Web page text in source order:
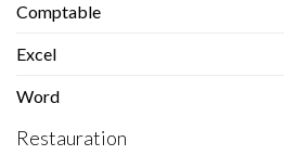
Comptable
Excel
Word
Restauration